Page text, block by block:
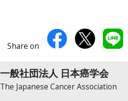
Share on
一般社団法人 日本癌学会
The Japanese Cancer Association